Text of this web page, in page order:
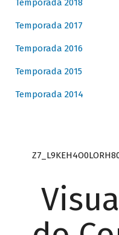
Temporada 2018
Temporada 2017
Temporada 2016
Temporada 2015
Temporada 2014